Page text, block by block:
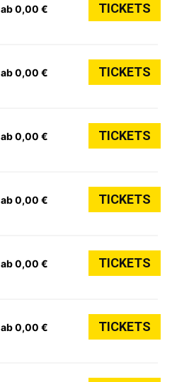
ab 0,00 € TICKETS
ab 0,00 € TICKETS
ab 0,00 € TICKETS
ab 0,00 € TICKETS
ab 0,00 € TICKETS
ab 0,00 € TICKETS